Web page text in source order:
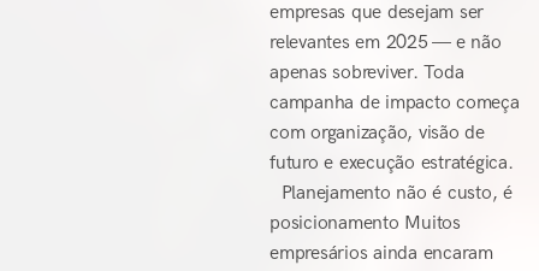
empresas que desejam ser
relevantes em 2025 — e não
apenas sobreviver. Toda
campanha de impacto começa
com organização, visão de
futuro e execução estratégica.
Planejamento não é custo, é
posicionamento Muitos
empresários ainda encaram